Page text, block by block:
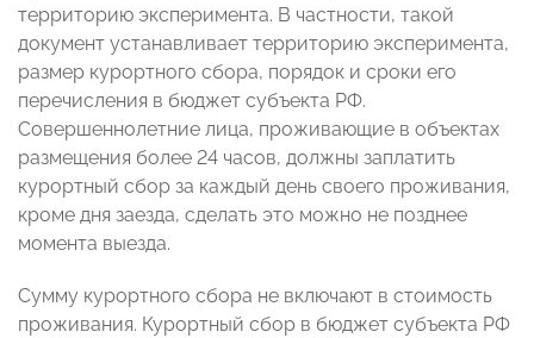
территорию эксперимента. В частности, такой
документ устанавливает территорию эксперимента,
размер курортного сбора, порядок и сроки его
перечисления в бюджет субъекта РФ.
Совершеннолетние лица, проживающие в объектах
размещения более 24 часов, должны заплатить
курортный сбор за каждый день своего проживания,
кроме дня заезда, сделать это можно не позднее
момента выезда.
Сумму курортного сбора не включают в стоимость
проживания. Курортный сбор в бюджет субъекта РФ